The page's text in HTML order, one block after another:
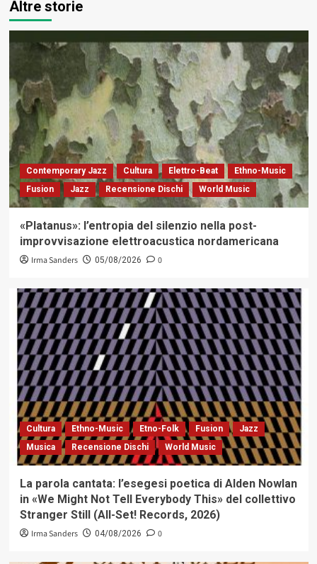
Altre storie
Contemporary Jazz Cultura Elettro-Beat
Ethno-Music
Fusion
Jazz Recensione Dischi World Music
«Platanus»: l’entropia del silenzio nella post-
improvvisazione elettroacustica nordamericana
Irma Sanders 05/08/2026 0
Cultura Ethno-Music Etno-Folk Fusion
Jazz
Musica
Recensione Dischi World Music
La parola cantata: l’esegesi poetica di Alden Nowlan
in «We Might Not Tell Everybody This» del collettivo
Stranger Still (All-Set! Records, 2026)
Irma Sanders 04/08/2026 0